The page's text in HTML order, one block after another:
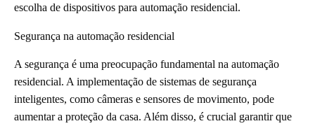
escolha de dispositivos para automação residencial.
Segurança na automação residencial
A segurança é uma preocupação fundamental na automação
residencial. A implementação de sistemas de segurança
inteligentes, como câmeras e sensores de movimento, pode
aumentar a proteção da casa. Além disso, é crucial garantir que